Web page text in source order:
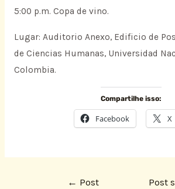
5:00 p.m. Copa de vino.
Lugar: Auditorio Anexo, Edificio de
de Ciencias Humanas, Universidad
Colombia.
Compartilhe isso:
Facebook X
← Post
Post